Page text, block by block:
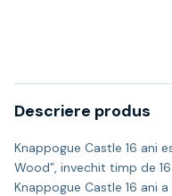
Descriere produs
Knappogue Castle 16 ani
Wood”, invechit timp de
Knappogue Castle 16 ani